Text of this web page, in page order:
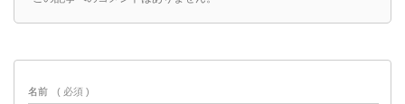
名前 ( 必須 )